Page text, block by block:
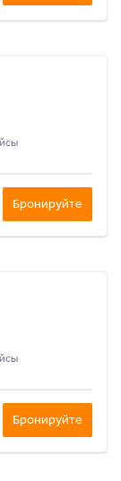
Бронируйте
Бронируйте